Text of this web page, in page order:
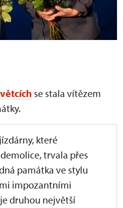
se stala vítězem
které
trvala přes
památka ve stylu
impozantními
druhou největší